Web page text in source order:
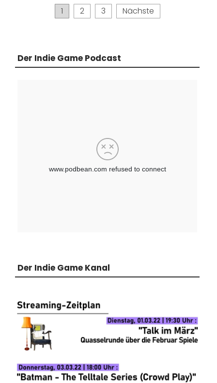
Seitennummerierung
1 2 3 Nächste
Der Indie Game Podcast
Der Indie Game Kanal